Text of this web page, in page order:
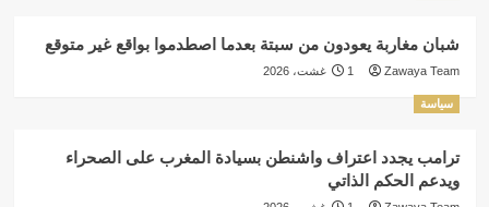
شبان مغاربة يعودون من سبتة بعدما اصطدموا بواقع غير متوقع
Zawaya Team 1 غشت، 2026
سياسة
ترامب يجدد اعتراف واشنطن بسيادة المغرب على الصحراء
ويدعم الحكم الذاتي